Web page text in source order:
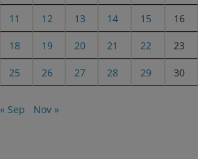
11 12 13 14 15 16
18 19 20 21 22 23
25 26 27 28 29 30
« Sep Nov »